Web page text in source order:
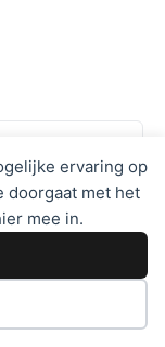
ervaring op
doorgaat met het
mee in.